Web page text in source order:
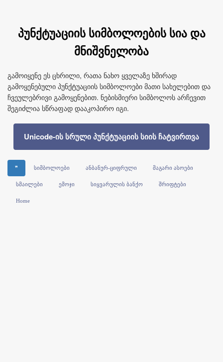
პუნქტუაციის სიმბოლოების სია და
მნიშვნელობა
გამოიყენე ეს ცხრილი, რათა ნახო ყველაზე ხშირად
გამოყენებული პუნქტუაციის სიმბოლოები მათი სახელებით და
ჩვეულებრივი გამოყენებით. ნებისმიერი სიმბოლოს არჩევით
შეგიძლია სწრაფად დააკოპირო იგი.
Unicode-ის სრული პუნქტუაციის სიის ჩატვირთვა
❞ სიმბოლოები ანბანურ-ციფრული მაგარი ასოები
სმაილები ემოჯი სიყვარულის ბანქო შრიფტები
Home